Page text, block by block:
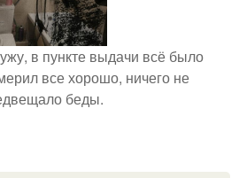
в пункте выдачи всё было
все хорошо, ничего не
беды.